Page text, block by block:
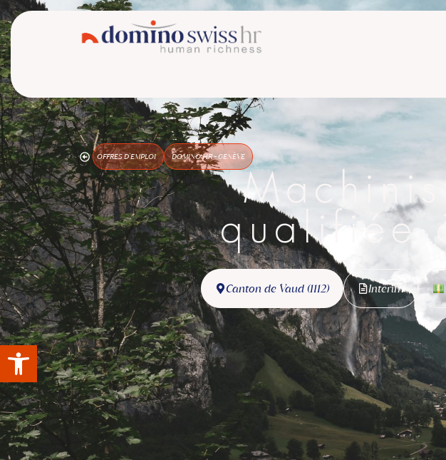
Ouvrir la barre d’outils
OFFRES D'EMPLOI DOMINO HR - GENÈVE
qualifiée
Offre publiée
Canton de Vaud (1112) Intérim